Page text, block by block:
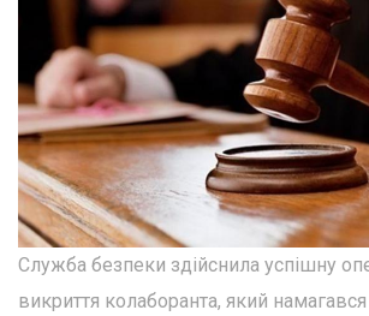
Служба безпеки здійснила успішну
викриття колаборанта, який